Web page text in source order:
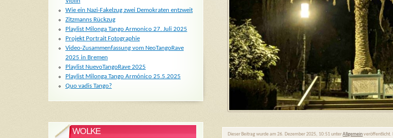
Dieser Beitrag wurde am 26. Dezember 2025, 10:51 unterAllgemeinveröffentlicht.
Wie ein Nazi-Fakelzug zwei Demokraten entzweit
Zitzmanns Rückzug
Playlist Milonga Tango Armonico 27. Juli 2025
Projekt Portrait Fotographie
Video-Zusammenfassung vom NeoTangoRave
2025 in Bremen
Playlist NuevoTangoRave 2025
Playlist Milonga Tango Armónico 25.5.2025
Quo vadis Tango?
WOLKE